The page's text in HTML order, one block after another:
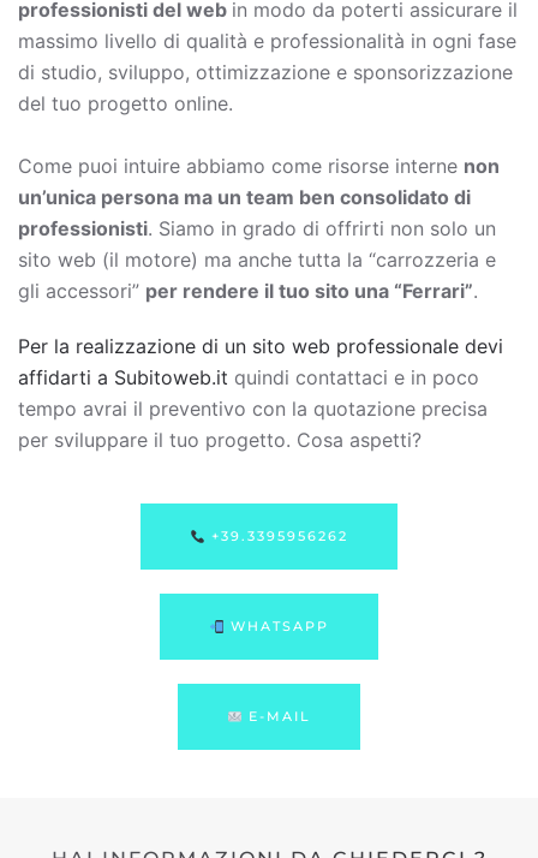
professionisti del web in modo da poterti assicurare il
massimo livello di qualità e professionalità in ogni fase
di studio, sviluppo, ottimizzazione e sponsorizzazione
del tuo progetto online.
Come puoi intuire abbiamo come risorse interne non
un’unica persona ma un team ben consolidato di
professionisti. Siamo in grado di offrirti non solo un
sito web (il motore) ma anche tutta la “carrozzeria e
gli accessori” per rendere il tuo sito una “Ferrari”.
Per la realizzazione di un sito web professionale devi
affidarti a Subitoweb.it quindi contattaci e in poco
tempo avrai il preventivo con la quotazione precisa
per sviluppare il tuo progetto. Cosa aspetti?
+39.3395956262
WHATSAPP
E-MAIL